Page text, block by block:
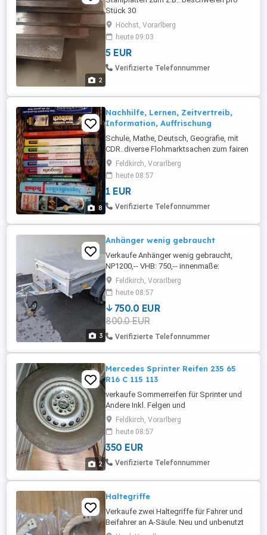
2
Stück 30
Höchst, Vorarlberg
heute 09:03
5 EUR
Verifizierte Telefonnummer
8
Nachhilfe, Lernen, Zeitvertreib,
Information, Auffrischung
Schule, Mathe, Deutsch, Geografie, mit
CDR..diverse Flohmarktsachen zum fairen
Preis abzugeben. Gerne alles
zusammen...bitte Angebot
Feldkirch, Vorarlberg
heute 08:57
1 EUR
Verifizierte Telefonnummer
3
Anhänger wenig gebraucht
Verkaufe Anhänger wenig gebraucht,
NP1200,-- VHB: 750,-- innenmaße:
165x110x35 cm Nutzlast 650 KG. Ist
aktuell nicht vorgeführt, sollte aber kein
Problem sein, einwandfreier Zustand. Inkl.
Plane, Netz, Spanngurte.
Feldkirch, Vorarlberg
heute 08:57
750.0 EUR
800.0 EUR
Verifizierte Telefonnummer
2
Mercedes Sprinter Reifen 235 65
R16 C 115 113
verkaufe Sommerreifen für Sprinter und
Andere Inkl. Felgen und
SenDrucksensorventile, gutes Profil. VHB
350,--
Feldkirch, Vorarlberg
heute 08:57
350 EUR
Verifizierte Telefonnummer
Haltegriffe
Verkaufe zwei Haltegriffe für Fahrer und
Beifahrer an A-Säule. Neu und unbenutzt
wegen Fehlkauf.